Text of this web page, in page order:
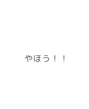
やほう！！